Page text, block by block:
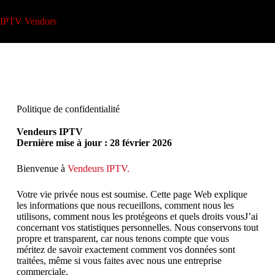
IPTV Vendors
Politique de confidentialité
Vendeurs IPTV
Dernière mise à jour : 28 février 2026
Bienvenue à Vendeurs IPTV.
Votre vie privée nous est soumise. Cette page Web explique
les informations que nous recueillons, comment nous les
utilisons, comment nous les protégeons et quels droits vousJ’ai
concernant vos statistiques personnelles. Nous conservons tout
propre et transparent, car nous tenons compte que vous
méritez de savoir exactement comment vos données sont
traitées, même si vous faites avec nous une entreprise
commerciale.